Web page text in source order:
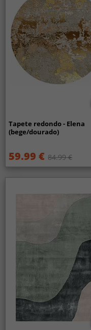
Tapete redondo - Elena
(bege/dourado)
59.99 € 84.99 €